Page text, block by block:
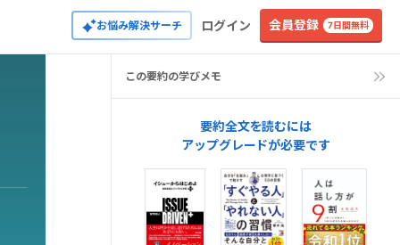
お悩み解決サーチ ログイン 会員登録 7日間無料
この要約の学びメモ
要約全文を読むには
アップグレードが必要です